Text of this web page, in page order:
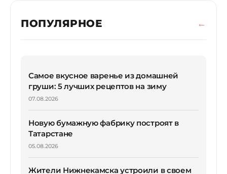
ПОПУЛЯРНОЕ
Самое вкусное варенье из домашней
груши: 5 лучших рецептов на зиму
07.08.2026
Новую бумажную фабрику построят в
Татарстане
05.08.2026
Жители Нижнекамска устроили в своем